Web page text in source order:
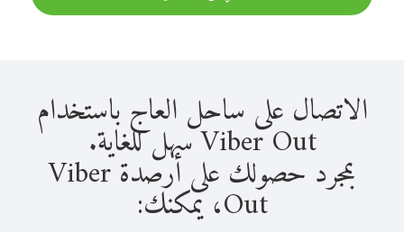
الاتصال على ساحل العاج باستخدام
Viber Out سهل للغاية.
بمجرد حصولك على أرصدة Viber
Out، يمكنك: